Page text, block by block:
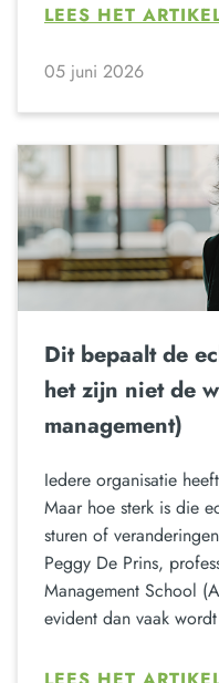
LEES HET
05 juni 2026
Dit bepaalt de
het zijn niet de
management)
Iedere organisatie
Maar hoe sterk is die
sturen of
Peggy De Prins,
Management School
evident dan vaak